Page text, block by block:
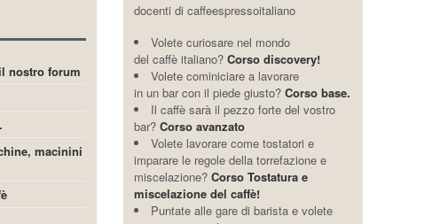
nostro forum
macinini
docenti di caffeespressoitaliano
Volete curiosare nel mondo
del caffè italiano?Corso discovery!
Volete cominiciare a lavorare
in un bar con il piede giusto? Corso base.
Il caffè sarà il pezzo forte del vostro
bar? Corso avanzato
Volete lavorare come tostatori e
imparare le regole della torrefazione e
miscelazione? Corso Tostatura e
miscelazione del caffè!
Puntate alle gare di barista e volete